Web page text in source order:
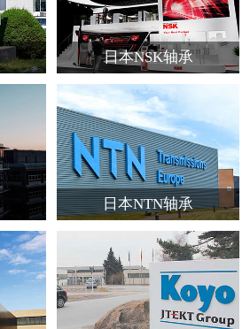
日本NSK轴承
日本NTN轴承